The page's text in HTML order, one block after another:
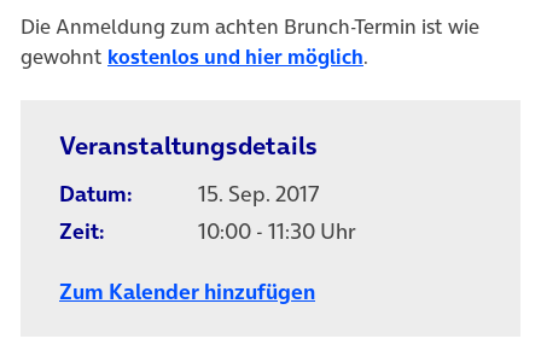
Die Anmeldung zum achten Brunch-Termin ist wie
gewohnt kostenlos und hier möglich.
Veranstaltungsdetails
Datum:
15. Sep. 2017
Zeit:
10:00 - 11:30 Uhr
Zum Kalender hinzufügen